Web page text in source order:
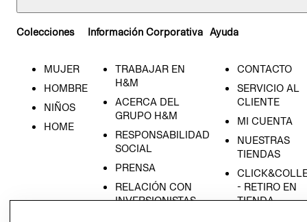
Colecciones
MUJER
HOMBRE
NIÑOS
HOME
Información Corporativa
TRABAJAR EN
H&M
ACERCA DEL
GRUPO H&M
RESPONSABILIDAD
SOCIAL
PRENSA
RELACIÓN CON
INVERSIONISTAS
Ayuda
CONTACTO
SERVICIO AL
CLIENTE
MI CUENTA
NUESTRAS
TIENDAS
- RETIRO EN
TIENDA